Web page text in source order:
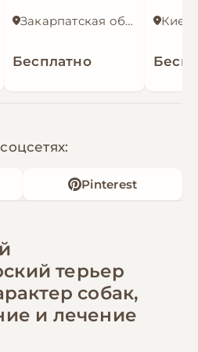
Закарпатская область
Бесплатно
Киев
Pinterest
терьер
собак,
и лечение